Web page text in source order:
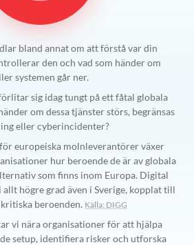
bland annat om att förstå var din
den och vad som händer om
systemen går ner.
sig idag tungt på ett fåtal globala
om dessa tjänster störs, begränsas
eller cyberincidenter?
europeiska molnleverantörer växer
hur beroende de är av globala
som finns inom Europa. Digital
högre grad även i Sverige, kopplat till
beroenden. Källa: DIGG
vi nära organisationer för att hjälpa
setup, identifiera risker och utforska